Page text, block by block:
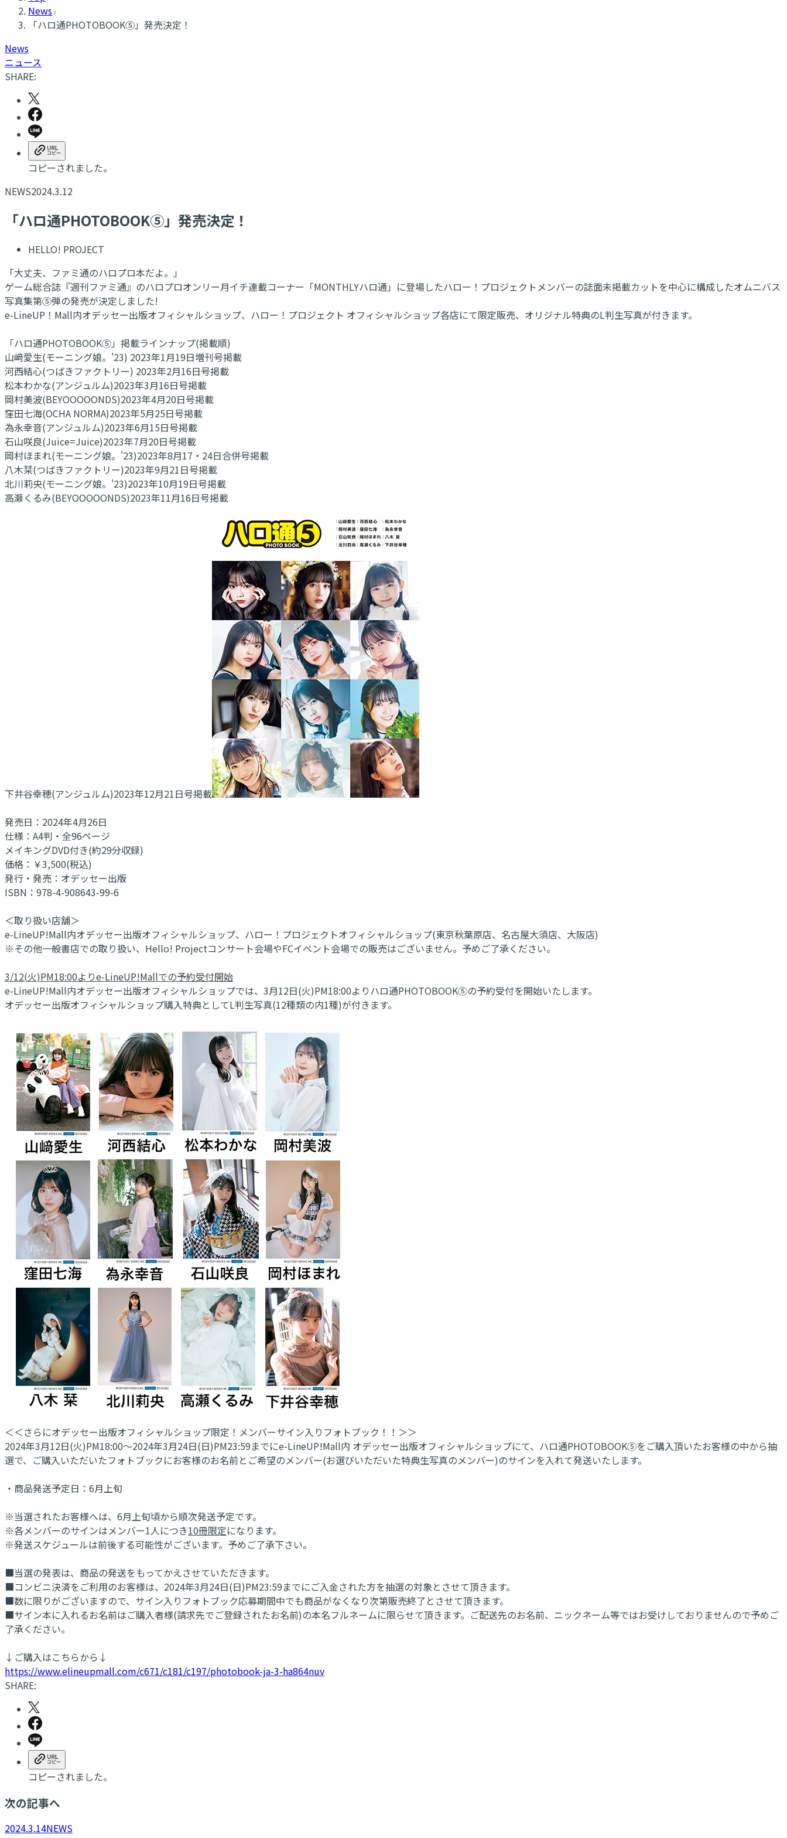
News
「ハロ通PHOTOBOOK⑤」発売決定！
News
ニュース
SHARE:
コピーされました。
NEWS2024.3.12
「ハロ通PHOTOBOOK⑤」発売決定！
HELLO! PROJECT
「大丈夫、ファミ通のハロプロ本だよ。」
ゲーム総合誌『週刊ファミ通』のハロプロオンリー月イチ連載コーナー「MONTHLYハロ通」に登場したハロー！プロジェクトメンバーの誌面未掲載カットを中心に構成したオムニバス
写真集第⑤弾の発売が決定しました!
e-LineUP！Mall内オデッセー出版オフィシャルショップ、ハロー！プロジェクト オフィシャルショップ各店にて限定販売、オリジナル特典のL判生写真が付きます。
「ハロ通PHOTOBOOK⑤」掲載ラインナップ(掲載順)
山﨑愛生(モーニング娘。'23) 2023年1月19日増刊号掲載
河西結心(つばきファクトリー) 2023年2月16日号掲載
松本わかな(アンジュルム)2023年3月16日号掲載
岡村美波(BEYOOOOONDS)2023年4月20日号掲載
窪田七海(OCHA NORMA)2023年5月25日号掲載
為永幸音(アンジュルム)2023年6月15日号掲載
石山咲良(Juice=Juice)2023年7月20日号掲載
岡村ほまれ(モーニング娘。'23)2023年8月17・24日合併号掲載
八木栞(つばきファクトリー)2023年9月21日号掲載
北川莉央(モーニング娘。'23)2023年10月19日号掲載
高瀬くるみ(BEYOOOOONDS)2023年11月16日号掲載
下井谷幸穂(アンジュルム)2023年12月21日号掲載
発売日：2024年4月26日
仕様：A4判・全96ページ
メイキングDVD付き(約29分収録)
価格：￥3,500(税込)
発行・発売：オデッセー出版
ISBN：978-4-908643-99-6
＜取り扱い店舗＞
e-LineUP!Mall内オデッセー出版オフィシャルショップ、ハロー！プロジェクトオフィシャルショップ(東京秋葉原店、名古屋大須店、大阪店)
※その他一般書店での取り扱い、Hello! Projectコンサート会場やFCイベント会場での販売はございません。予めご了承ください。
3/12(火)PM18:00よりe-LineUP!Mallでの予約受付開始
e-LineUP!Mall内オデッセー出版オフィシャルショップでは、3月12日(火)PM18:00よりハロ通PHOTOBOOK⑤の予約受付を開始いたします。
オデッセー出版オフィシャルショップ購入特典としてL判生写真(12種類の内1種)が付きます。
＜＜さらにオデッセー出版オフィシャルショップ限定！メンバーサイン入りフォトブック！！＞＞
2024年3月12日(火)PM18:00～2024年3月24日(日)PM23:59までにe-LineUP!Mall内 オデッセー出版オフィシャルショップにて、ハロ通PHOTOBOOK⑤をご購入頂いたお客様の中から抽
選で、ご購入いただいたフォトブックにお客様のお名前とご希望のメンバー(お選びいただいた特典生写真のメンバー)のサインを入れて発送いたします。
・商品発送予定日：6月上旬
※当選されたお客様へは、6月上旬頃から順次発送予定です。
※各メンバーのサインはメンバー1人につき10冊限定になります。
※発送スケジュールは前後する可能性がございます。予めご了承下さい。
■当選の発表は、商品の発送をもってかえさせていただきます。
■コンビニ決済をご利用のお客様は、2024年3月24日(日)PM23:59までにご入金された方を抽選の対象とさせて頂きます。
■数に限りがございますので、サイン入りフォトブック応募期間中でも商品がなくなり次第販売終了とさせて頂きます。
■サイン本に入れるお名前はご購入者様(請求先でご登録されたお名前)の本名フルネームに限らせて頂きます。ご配送先のお名前、ニックネーム等ではお受けしておりませんので予めご
了承ください。
↓ご購入はこちらから↓
https://www.elineupmall.com/c671/c181/c197/photobook-ja-3-ha864nuv
SHARE:
コピーされました。
次の記事へ
2024.3.14NEWS